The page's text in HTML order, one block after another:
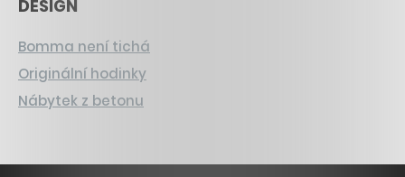
DESIGN
Bomma není tichá
Originální hodinky
Nábytek z betonu